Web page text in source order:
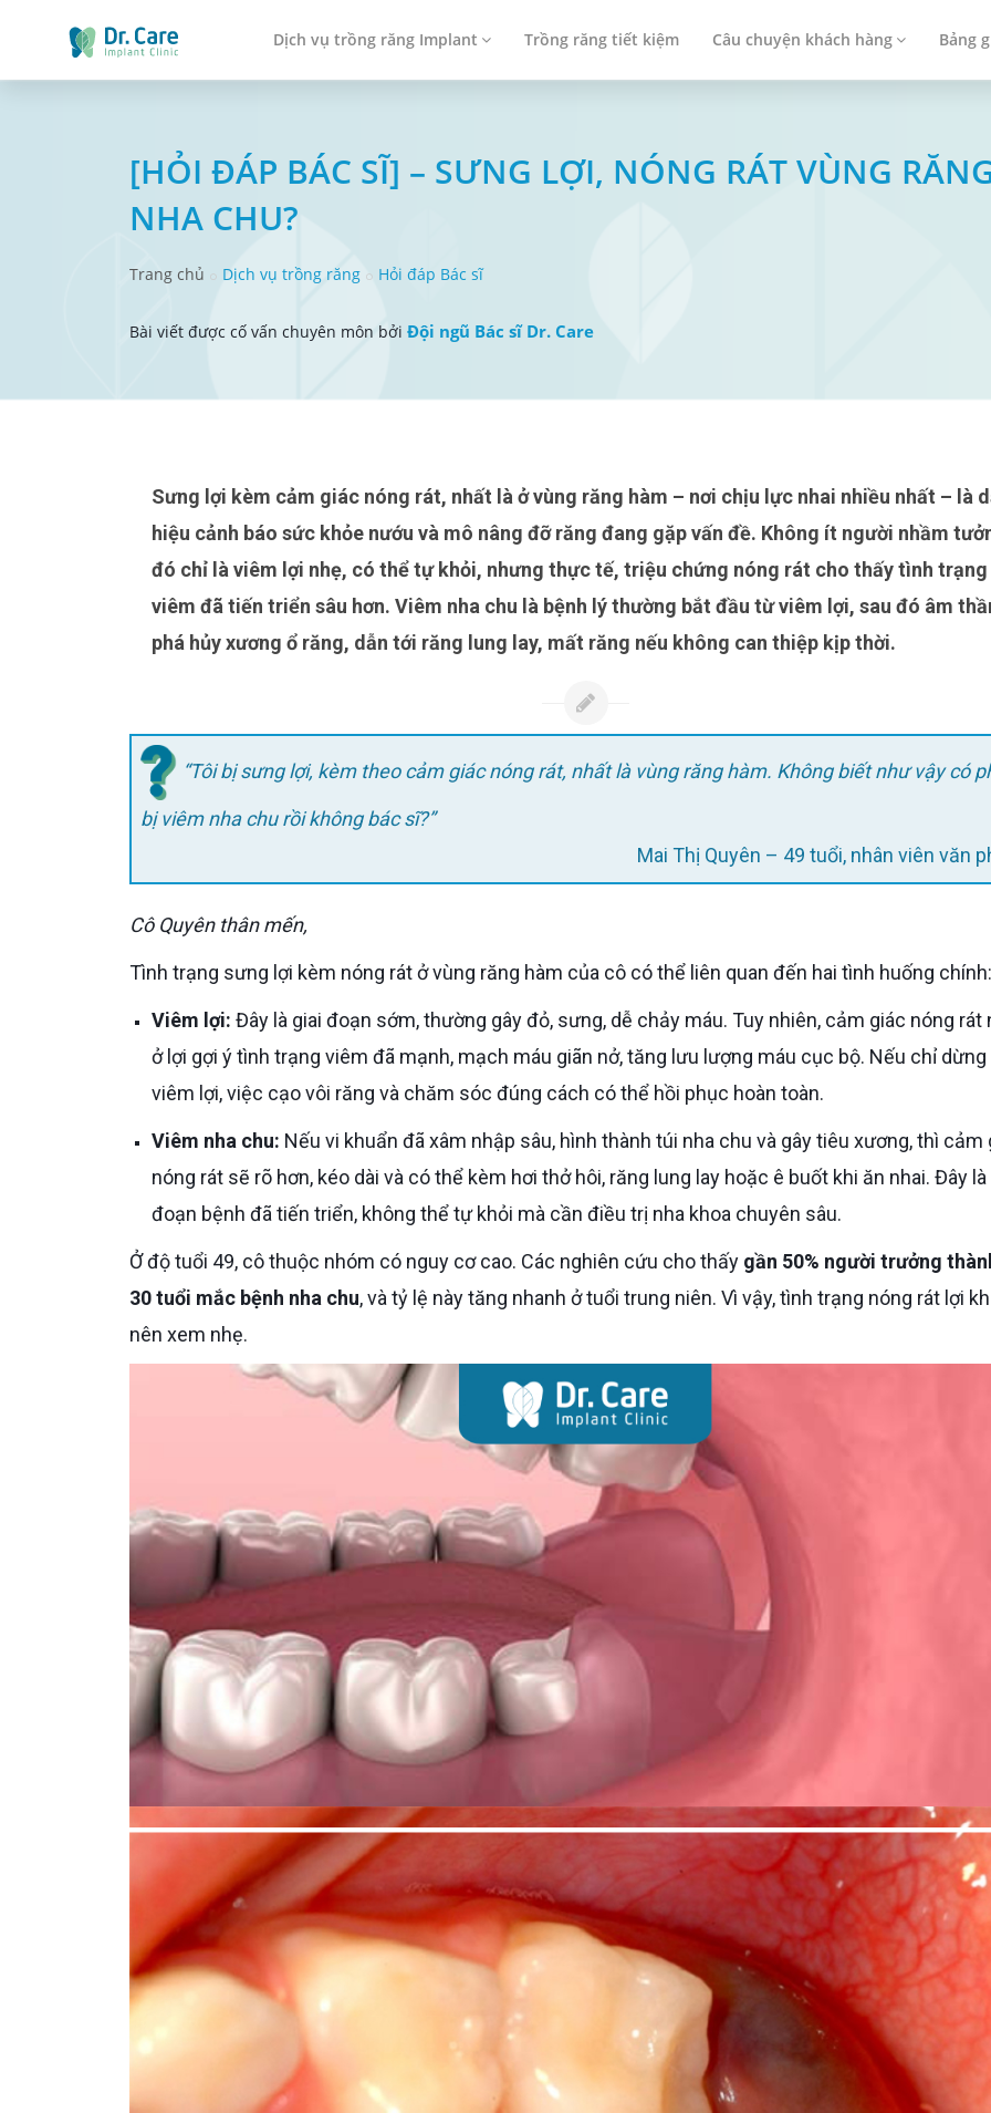
Dịch vụ trồng răng Implant Trồng răng tiết kiệm Câu chuyện khách hàng Bảng
[HỎI ĐÁP BÁC SĨ] – SƯNG LỢI, NÓNG RÁT VÙNG
NHA CHU?
Trang chủ Dịch vụ trồng răng Hỏi đáp Bác sĩ
Bài viết được cố vấn chuyên môn bởi Đội ngũ Bác sĩ Dr. Care
Sưng lợi kèm cảm giác nóng rát, nhất là ở vùng răng hàm – nơi chịu lực nhai nhiều nhất – là dấu
hiệu cảnh báo sức khỏe nướu và mô nâng đỡ răng đang gặp vấn đề. Không ít người nhầm
đó chỉ là viêm lợi nhẹ, có thể tự khỏi, nhưng thực tế, triệu chứng nóng rát cho thấy tình trạng
viêm đã tiến triển sâu hơn. Viêm nha chu là bệnh lý thường bắt đầu từ viêm lợi, sau đó âm
phá hủy xương ổ răng, dẫn tới răng lung lay, mất răng nếu không can thiệp kịp thời.
“Tôi bị sưng lợi, kèm theo cảm giác nóng rát, nhất là vùng răng hàm. Không biết như vậy có
bị viêm nha chu rồi không bác sĩ?”
Mai Thị Quyên – 49 tuổi, nhân viên văn
Cô Quyên thân mến,
Tình trạng sưng lợi kèm nóng rát ở vùng răng hàm của cô có thể liên quan đến hai tình huống chính:
Viêm lợi: Đây là giai đoạn sớm, thường gây đỏ, sưng, dễ chảy máu. Tuy nhiên, cảm giác nóng rát
ở lợi gợi ý tình trạng viêm đã mạnh, mạch máu giãn nở, tăng lưu lượng máu cục bộ. Nếu chỉ dừng
viêm lợi, việc cạo vôi răng và chăm sóc đúng cách có thể hồi phục hoàn toàn.
Viêm nha chu: Nếu vi khuẩn đã xâm nhập sâu, hình thành túi nha chu và gây tiêu xương, thì cảm
nóng rát sẽ rõ hơn, kéo dài và có thể kèm hơi thở hôi, răng lung lay hoặc ê buốt khi ăn nhai. Đây là
đoạn bệnh đã tiến triển, không thể tự khỏi mà cần điều trị nha khoa chuyên sâu.
Ở độ tuổi 49, cô thuộc nhóm có nguy cơ cao. Các nghiên cứu cho thấy gần 50% người trưởng
30 tuổi mắc bệnh nha chu, và tỷ lệ này tăng nhanh ở tuổi trung niên. Vì vậy, tình trạng nóng rát lợi
nên xem nhẹ.